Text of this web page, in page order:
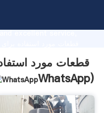
excellent service,
bring values to all of
قطعات مورد
WhatsApp)